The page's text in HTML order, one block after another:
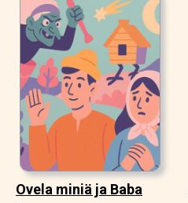
Ovela miniä ja Baba